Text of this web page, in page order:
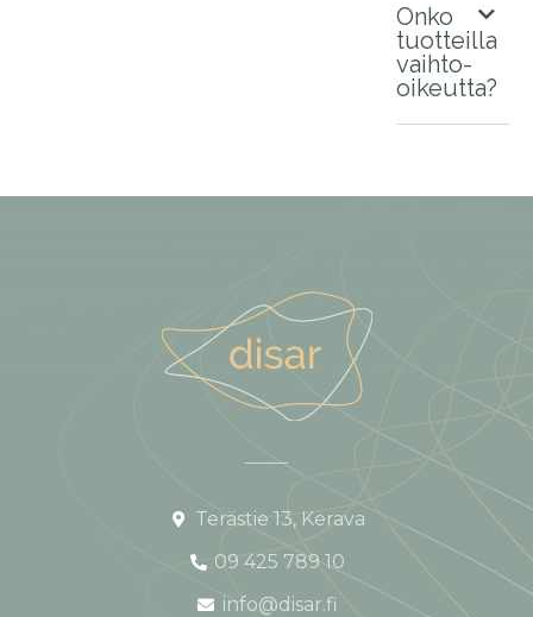
Onko
tuotteilla
vaihto-
oikeutta?
Terästie 13, Kerava
09 425 789 10
info@disar.fi